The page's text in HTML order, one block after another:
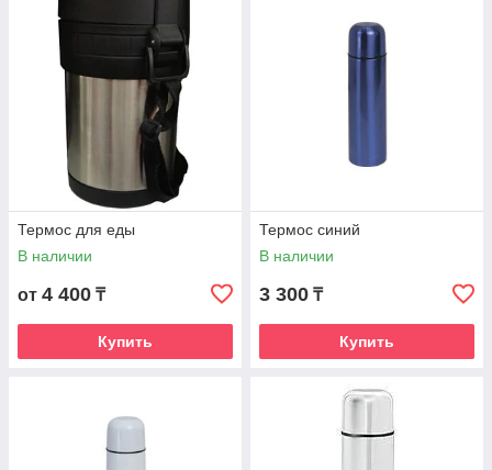
Термос для еды
В наличии
от 4 400 ₸
Купить
Термос синий
В наличии
3 300 ₸
Купить